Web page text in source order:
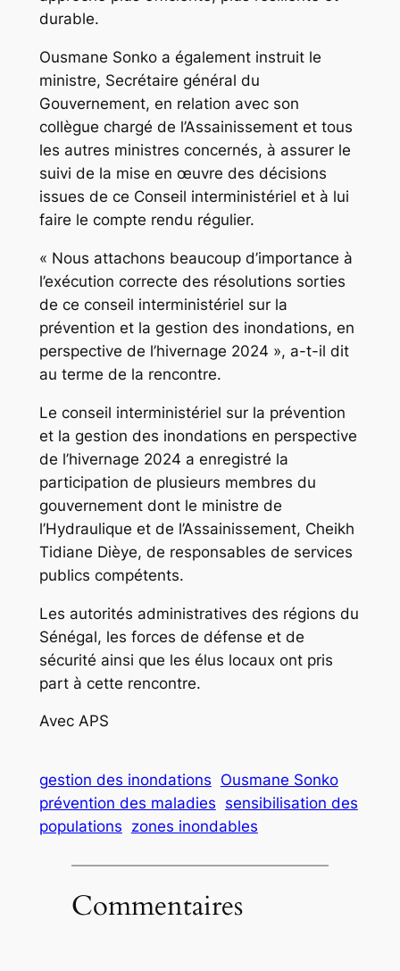
durable.
Ousmane Sonko a également instruit le
ministre, Secrétaire général du
Gouvernement, en relation avec son
collègue chargé de l’Assainissement et tous
les autres ministres concernés, à assurer le
suivi de la mise en œuvre des décisions
issues de ce Conseil interministériel et à lui
faire le compte rendu régulier.
« Nous attachons beaucoup d’importance à
l’exécution correcte des résolutions sorties
de ce conseil interministériel sur la
prévention et la gestion des inondations, en
perspective de l’hivernage 2024 », a-t-il dit
au terme de la rencontre.
Le conseil interministériel sur la prévention
et la gestion des inondations en perspective
de l’hivernage 2024 a enregistré la
participation de plusieurs membres du
gouvernement dont le ministre de
l’Hydraulique et de l’Assainissement, Cheikh
Tidiane Dièye, de responsables de services
publics compétents.
Les autorités administratives des régions du
Sénégal, les forces de défense et de
sécurité ainsi que les élus locaux ont pris
part à cette rencontre.
Avec APS
gestion des inondations Ousmane Sonko
prévention des maladies sensibilisation des
populations zones inondables
Commentaires